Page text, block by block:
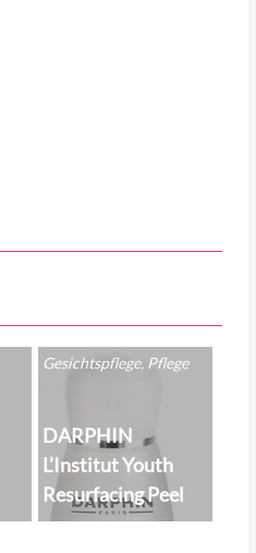
Gesichtspflege, Pflege
DARPHIN
L’Institut Youth
Resurfacing Peel